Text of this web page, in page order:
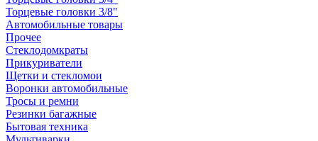
Торцевые головки 3/8"
Автомобильные товары
Прочее
Стеклодомкраты
Прикуриватели
Щетки и стекломои
Воронки автомобильные
Тросы и ремни
Резинки багажные
Бытовая техника